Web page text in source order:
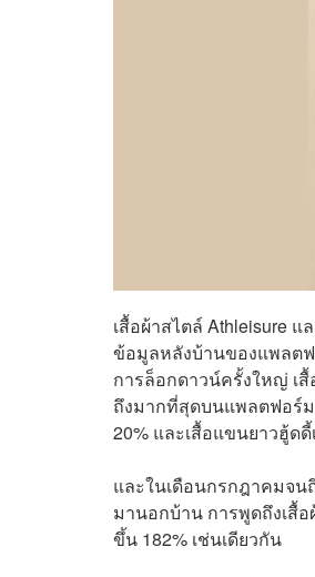
เสื้อผ้าสไตล์ Athleisure
ข้อมูลหลังบ้านของแพลต
การล็อกดาวน์ครั้งใหญ่ เ
ถึงมากที่สุดบนแพลตฟอร์ม
20% และเสื้อแขนยาวฮู้ด
และในเดือนกรกฎาคมจ
มานอกบ้าน การพูดถึงเสื้
ขึ้น 182% เช่นเดียวกัน